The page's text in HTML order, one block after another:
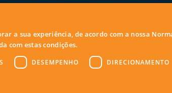
cotistas, podendo inclusive acarretar perdas
Verifique se os fundos estão autorizados a realizar
a significativa concentração em ativos de
pode sujeitar o investidor a significativas perdas
– Este material não deve substituir o
Todos os direitos reservados.
a sua experiência, de acordo com a nossa
com estas condições.
DESEMPENHO DIRECIONAMENTO